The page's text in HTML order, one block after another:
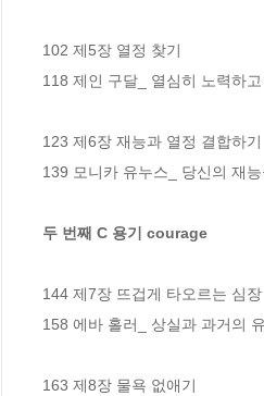
102 제5장 열정 찾기
118 제인 구달_ 열심히 노력하
123 제6장 재능과 열정 결합하기
139 모니카 유누스_ 당신의 재
두 번째 C 용기 courage
144 제7장 뜨겁게 타오르는 심장
158 에바 홀러_ 상실과 과거의
163 제8장 물욕 없애기